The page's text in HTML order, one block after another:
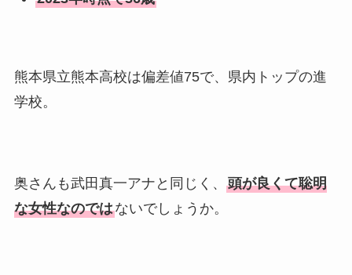
熊本県立熊本高校は偏差値75で、県内トップの進
学校。
奥さんも武田真一アナと同じく、 頭が良くて聡明
な女性なのではないでしょうか。